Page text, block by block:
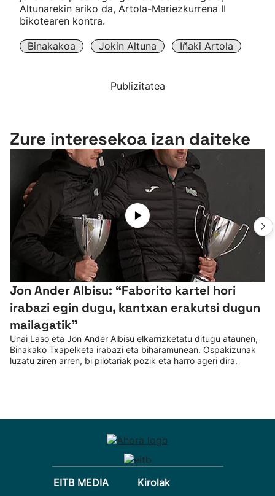
Altunarekin ariko da, Artola-Mariezkurrena II
bikotearen kontra.
Binakakoa Jokin Altuna Iñaki Artola
Publizitatea
Zure interesekoa izan daiteke
Jon Ander Albisu: “Faborito kartel hori
irabazi egin dugu, kantxan erakutsi dugun
mailagatik”
Unai Laso eta Jon Ander Albisu elkarrizketatu ditugu ataunen,
Binakako Txapelketa irabazi eta biharamunean. Ospakizunak
luzatu ziren arren, bi pilotariak pozik eta harro ageri dira.
EITB MEDIA
Kirolak